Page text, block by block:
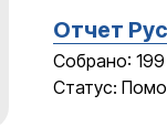
Отчет
Собрано:
Статус: